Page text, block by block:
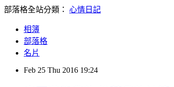
部落格全站分類： 心情日記
相簿
部落格
名片
Feb 25 Thu 2016 19:24